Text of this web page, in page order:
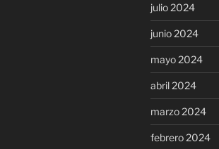
julio 2024
junio 2024
mayo 2024
abril 2024
marzo 2024
febrero 2024